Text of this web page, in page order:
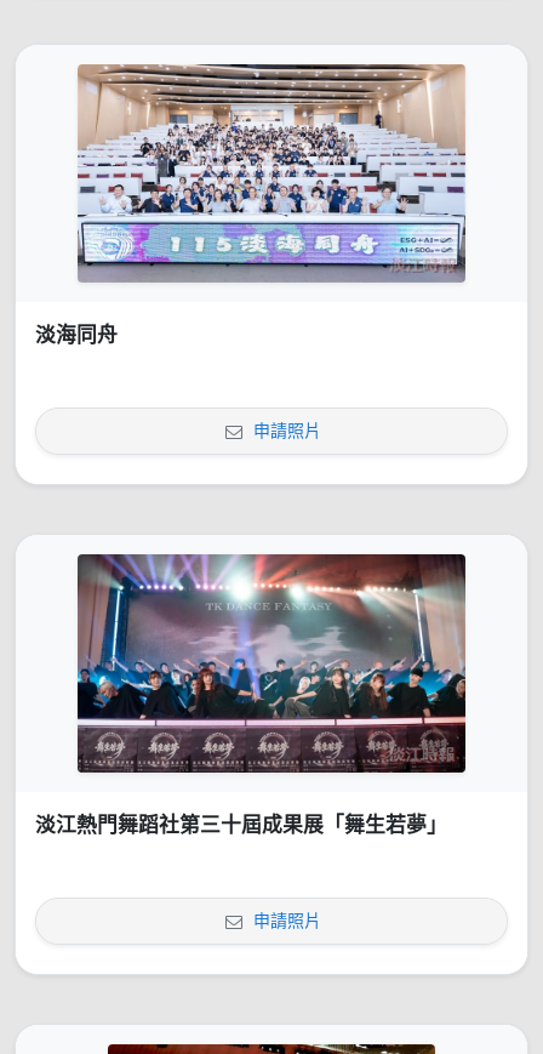
淡海同舟
申請照片
淡江熱門舞蹈社第三十屆成果展「舞生若夢」
申請照片